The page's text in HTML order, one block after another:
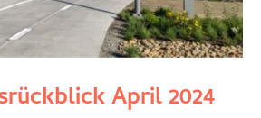
April 2024